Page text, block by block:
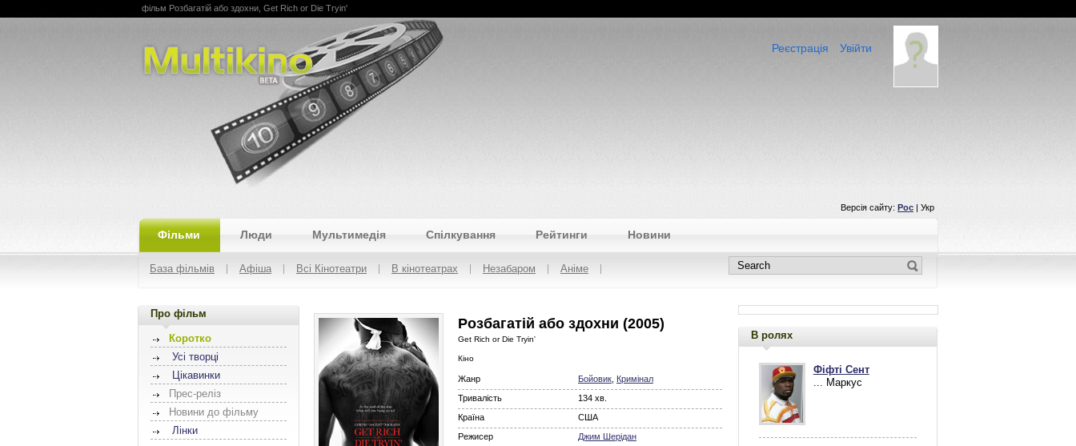
Multikino
фільм Розбагатій або здохни, Get Rich or Die Tryin'
Увійти
Реєстрація
Версія сайту: Рос | Укр
Фільми Люди Мультимедія Спілкування Рейтинги Новини
База фільмів Афіша Всі Кінотеатри В кінотеатрах Незабаром Аніме
Про фільм
Коротко
Усі творці
Цікавинки
Прес-реліз
Новини до фільму
Лінки
В ролях
Фіфті Сент
... Маркус
Розбагатій або здохни (2005)
Get Rich or Die Tryin'
Кіно
Жанр Бойовик Кримінал
Тривалість
134 хв.
Країна
США
Режисер
Джим Шерідан